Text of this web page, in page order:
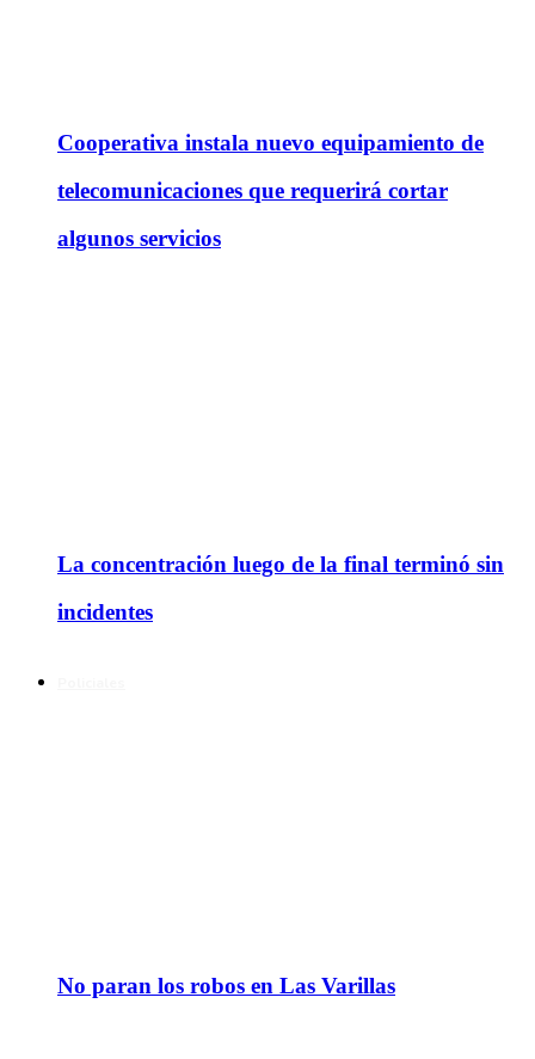
Cooperativa instala nuevo equipamiento de
telecomunicaciones que requerirá cortar
algunos servicios
La concentración luego de la final terminó sin
incidentes
No paran los robos en Las Varillas